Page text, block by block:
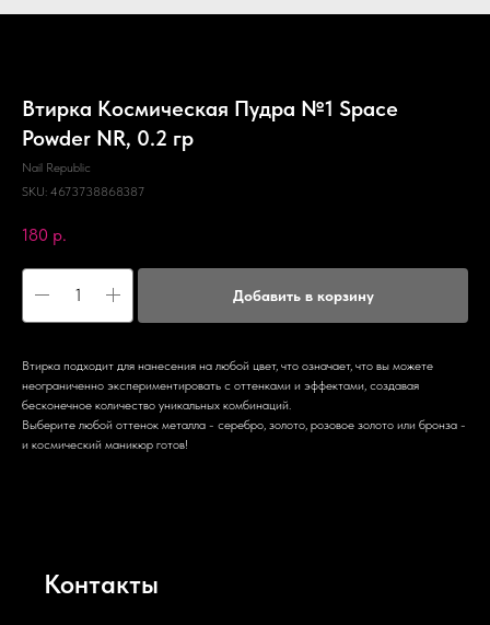
Втирка Космическая Пудра №1 Space
Powder NR, 0.2 гр
Nail Republic
SKU: 4673738868387
180 р.
Добавить в корзину
Втирка подходит для нанесения на любой цвет, что означает, что вы можете
неограниченно экспериментировать с оттенками и эффектами, создавая
бесконечное количество уникальных комбинаций.
Выберите любой оттенок металла - серебро, золото, розовое золото или бронза -
и космический маникюр готов!
Контакты